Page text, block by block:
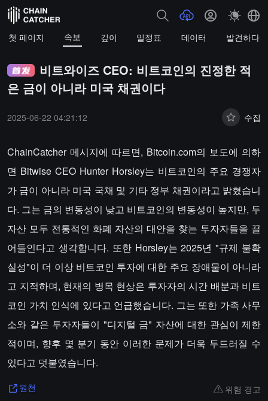
첫 페이지 속보 깊이 일정표 데이터 발견하다
비트와이즈 CEO: 비트코인의 진정한 적
은 금이 아니라 미국 채권이다
2025-06-22 04:21:12 수집
ChainCatcher 메시지에 따르면, Bitcoin.com의 보도에 의하
면 Bitwise CEO Hunter Horsley는 비트코인의 주요 경쟁자
가 금이 아니라 미국 국채 및 기타 정부 채권이라고 밝혔습니
다. 그는 금의 변동성이 낮고 비트코인의 변동성이 높지만, 두
자산 모두 전통적인 화폐 자산의 대안을 찾는 투자자들을 끌
어들인다고 생각합니다. 또한 Horsley는 2025년 "규제 불확
실성"이 더 이상 비트코인 투자에 대한 주요 장애물이 아니라
고 지적하며, 현재의 병목 현상은 투자자의 시간 배분과 비트
코인 가치 인식에 있다고 언급했습니다. 그는 또한 가족 사무
소와 같은 투자자들이 "디지털 금" 자산에 대한 관심이 제한
적이며, 향후 몇 분기 동안 이러한 문제가 더욱 두드러질 수
있다고 덧붙였습니다.
원천 위험 경고